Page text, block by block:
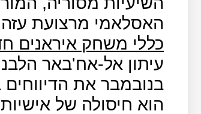
האסלאמי מרצועת
כללי משחק איראנים
בנובמבר את
הוא חיסולה של